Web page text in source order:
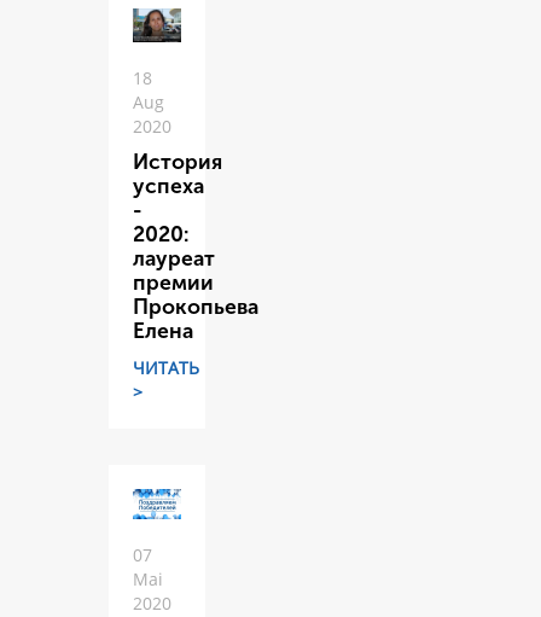
18
Aug
2020
История
успеха
-
2020:
лауреат
премии
Прокопьева
Елена
ЧИТАТЬ
>
07
Mai
2020